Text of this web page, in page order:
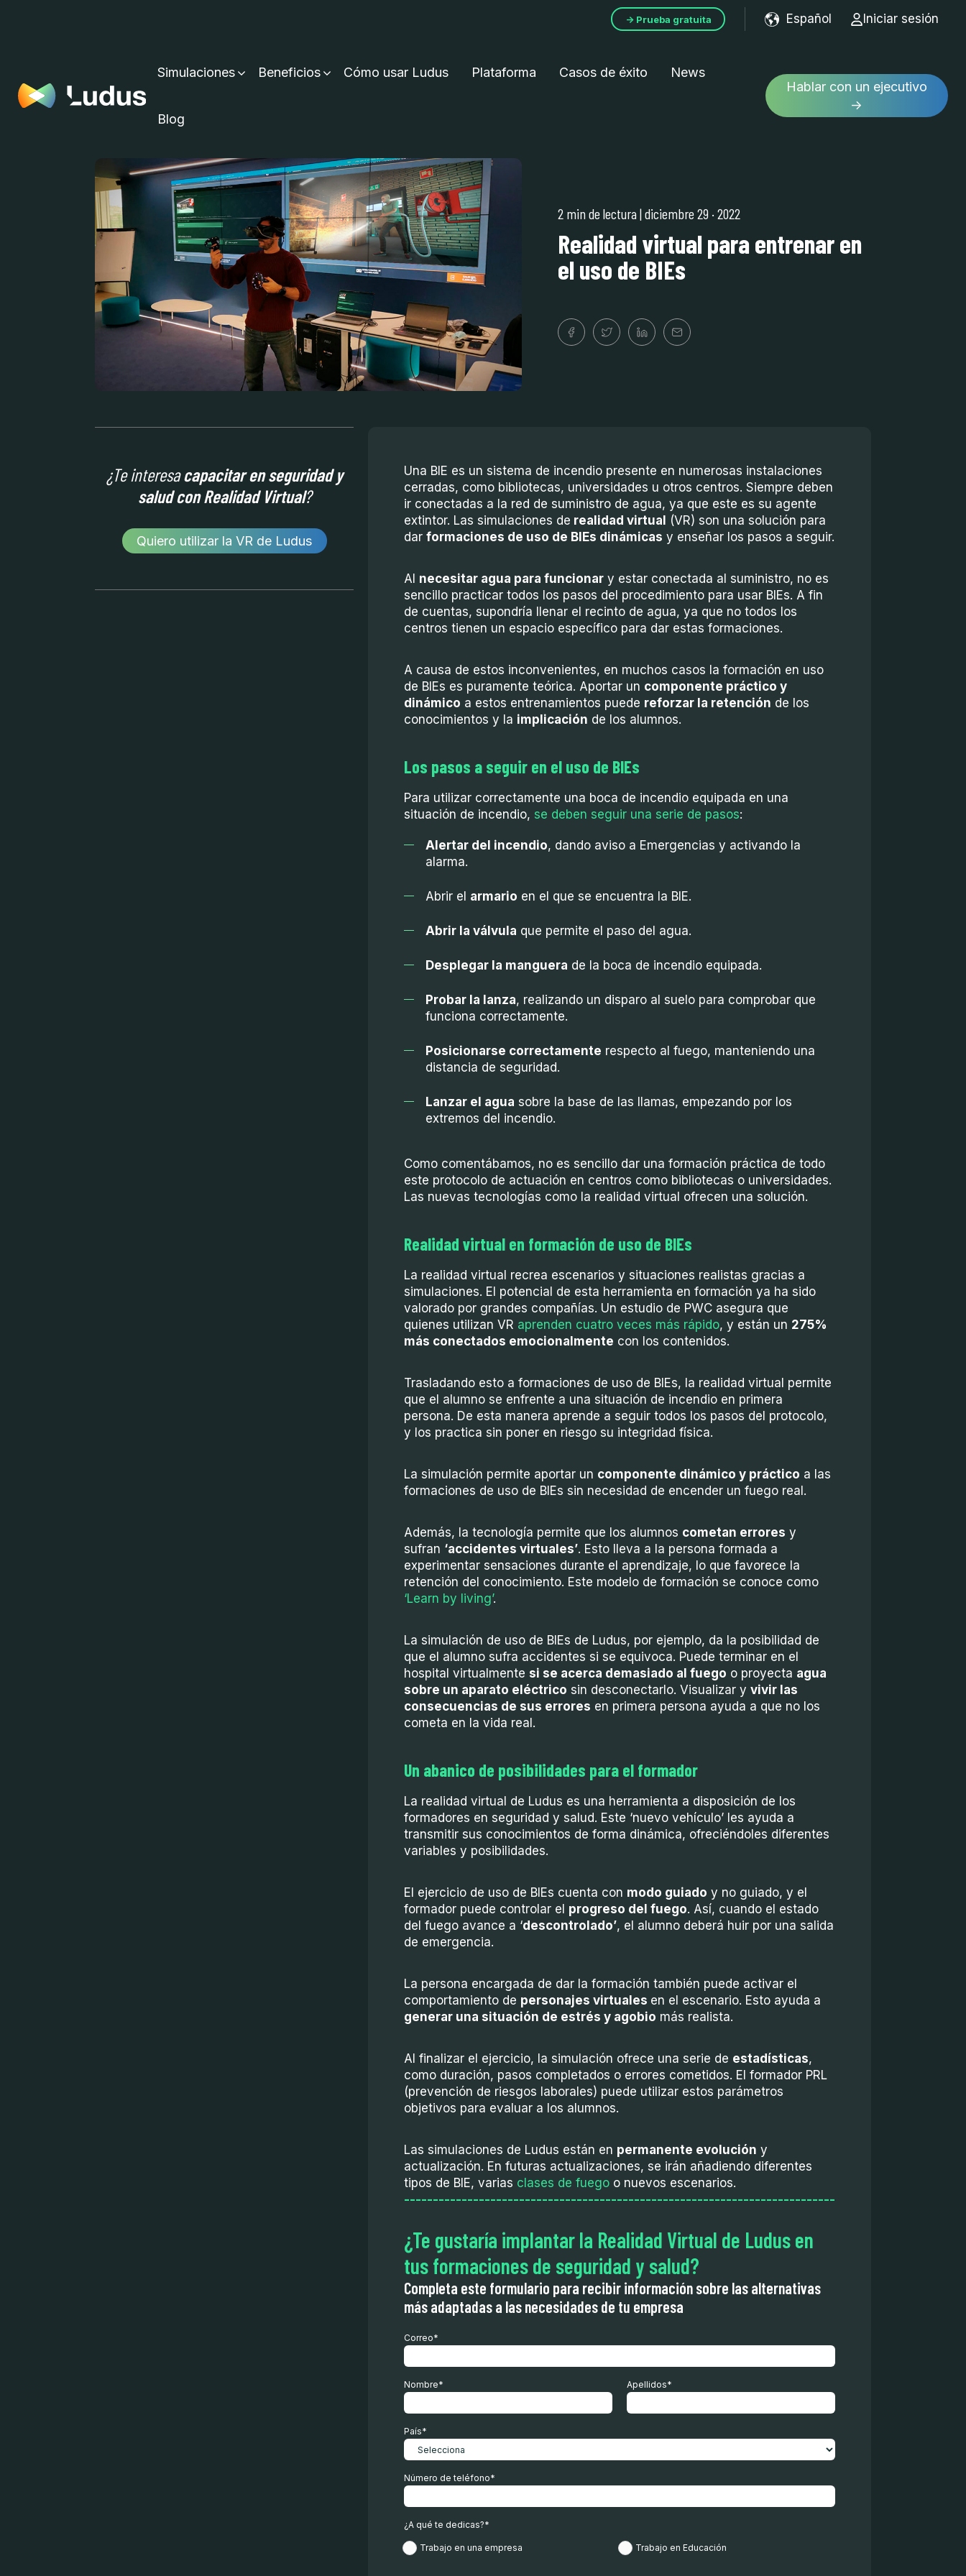
→ Prueba gratuita Español
Show submenu for
Iniciar sesión
Simulaciones Beneficios Cómo usar Ludus Plataforma Casos de éxito News
Blog
Hablar con un ejecutivo
→
2 min de lectura| diciembre 29 · 2022
Realidad virtual para entrenar en
el uso de BIEs
¿Te interesacapacitar en seguridad y
salud con Realidad Virtual?
Quiero utilizar la VR de Ludus
Una BIE es un sistema de incendio presente en numerosas instalaciones
cerradas, como bibliotecas, universidades u otros centros. Siempre deben
ir conectadas a la red de suministro de agua, ya que este es su agente
extintor. Las simulaciones de realidad virtual
(VR) son una solución para
dar formaciones de uso de BIEs dinámicas y enseñar los pasos a seguir.
Al necesitar agua para funcionar y estar conectada al suministro, no es
sencillo practicar todos los pasos del procedimiento para usar BIEs. A fin
de cuentas, supondría llenar el recinto de agua, ya que no todos los
centros tienen un espacio específico para dar estas formaciones.
A causa de estos inconvenientes, en muchos casos la formación en uso
de BIEs es puramente teórica. Aportar un componente práctico y
dinámico a estos entrenamientos puede reforzar la retención de los
conocimientos y la implicación de los alumnos.
Los pasos a seguir en el uso de BIEs
Para utilizar correctamente una boca de incendio equipada en una
situación de incendio, se deben seguir una serie de pasos:
Alertar del incendio, dando aviso a Emergencias y activando la
alarma.
Abrir el armario en el que se encuentra la BIE.
Abrir la válvula que permite el paso del agua.
Desplegar la manguera de la boca de incendio equipada.
Probar la lanza, realizando un disparo al suelo para comprobar que
funciona correctamente.
Posicionarse correctamente respecto al fuego, manteniendo una
distancia de seguridad.
Lanzar el agua sobre la base de las llamas, empezando por los
extremos del incendio.
Como comentábamos, no es sencillo dar una formación práctica de todo
este protocolo de actuación en centros como bibliotecas o universidades.
Las nuevas tecnologías como la realidad virtual ofrecen una solución.
Realidad virtual en formación de uso de BIEs
La realidad virtual recrea escenarios y situaciones realistas gracias a
simulaciones. El potencial de esta herramienta en formación ya ha sido
valorado por grandes compañías. Un estudio de PWC asegura que
quienes utilizan VR aprenden cuatro veces más rápido, y están un 275%
más conectados emocionalmente con los contenidos.
Trasladando esto a formaciones de uso de BIEs, la realidad virtual permite
que el alumno se enfrente a una situación de incendio en primera
persona. De esta manera aprende a seguir todos los pasos del protocolo,
y los practica sin poner en riesgo su integridad física.
La simulación permite aportar un componente dinámico y práctico a las
formaciones de uso de BIEs sin necesidad de encender un fuego real.
Además, la tecnología permite que los alumnos cometan errores y
sufran ‘accidentes virtuales’. Esto lleva a la persona formada a
experimentar sensaciones durante el aprendizaje, lo que favorece la
retención del conocimiento. Este modelo de formación se conoce como
‘Learn by living’.
La simulación de uso de BIEs de Ludus, por ejemplo, da la posibilidad de
que el alumno sufra accidentes si se equivoca. Puede terminar en el
hospital virtualmente si se acerca demasiado al fuego o proyecta agua
sobre un aparato eléctrico sin desconectarlo. Visualizar y vivir las
consecuencias de sus errores en primera persona ayuda a que no los
cometa en la vida real.
Un abanico de posibilidades para el formador
La realidad virtual de Ludus es una herramienta a disposición de los
formadores en seguridad y salud. Este ‘nuevo vehículo’ les ayuda a
transmitir sus conocimientos de forma dinámica, ofreciéndoles diferentes
variables y posibilidades.
El ejercicio de uso de BIEs cuenta con modo guiado y no guiado, y el
formador puede controlar el progreso del fuego. Así, cuando el estado
del fuego avance a ‘descontrolado’, el alumno deberá huir por una salida
de emergencia.
La persona encargada de dar la formación también puede activar el
comportamiento de personajes virtuales en el escenario. Esto ayuda a
generar una situación de estrés y agobio más realista.
Al finalizar el ejercicio, la simulación ofrece una serie de estadísticas,
como duración, pasos completados o errores cometidos. El formador PRL
(prevención de riesgos laborales) puede utilizar estos parámetros
objetivos para evaluar a los alumnos.
Las simulaciones de Ludus están en permanente evolución y
actualización. En futuras actualizaciones, se irán añadiendo diferentes
tipos de BIE, varias clases de fuego o nuevos escenarios.
---------------------------------------------------------------------------
¿Te gustaría implantar la Realidad Virtual de Ludus en
tus formaciones de seguridad y salud?
Completa este formulario para recibir información sobre las alternativas
más adaptadas a las necesidades de tu empresa
Correo*
Nombre* Apellidos*
País*
Número de teléfono*
¿A qué te dedicas?*
Trabajo en una empresa Trabajo en Educación